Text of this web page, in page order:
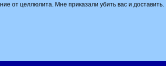
от целлюлита. Мне приказали убить вас и доставить.